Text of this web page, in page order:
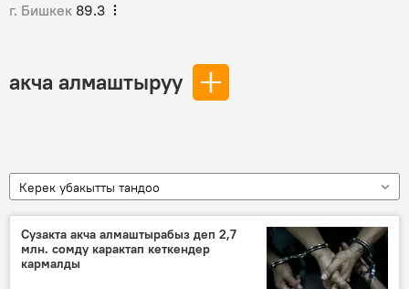
г. Бишкек 89.3
акча алмаштыруу
Керек убакытты тандоо
Сузакта акча алмаштырабыз деп 2,7
млн. сомду карактап кеткендер
кармалды